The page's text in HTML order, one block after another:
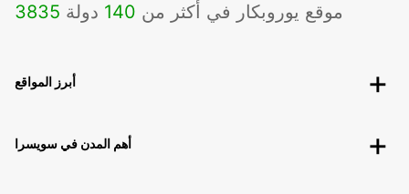
3835 موقع يوروبكار في أكثر من 140 دولة
أبرز المواقع
أهم المدن في سويسرا